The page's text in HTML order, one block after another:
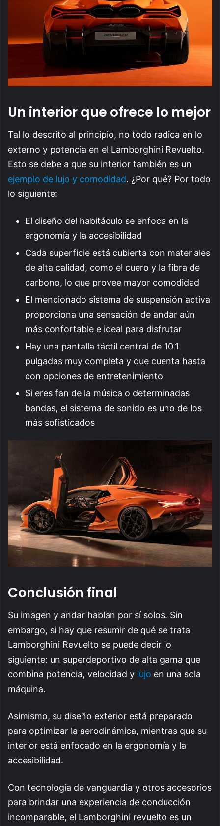
Un interior que ofrece lo mejor
Tal lo descrito al principio, no todo radica en lo
externo y potencia en el Lamborghini Revuelto.
Esto se debe a que su interior también es un
ejemplo de lujo y comodidad. ¿Por qué? Por todo
lo siguiente:
El diseño del habitáculo se enfoca en la
ergonomía y la accesibilidad
Cada superficie está cubierta con materiales
de alta calidad, como el cuero y la fibra de
carbono, lo que provee mayor comodidad
El mencionado sistema de suspensión activa
proporciona una sensación de andar aún
más confortable e ideal para disfrutar
Hay una pantalla táctil central de 10.1
pulgadas muy completa y que cuenta hasta
con opciones de entretenimiento
Si eres fan de la música o determinadas
bandas, el sistema de sonido es uno de los
más sofisticados
Conclusión final
Su imagen y andar hablan por sí solos. Sin
embargo, si hay que resumir de qué se trata
Lamborghini Revuelto se puede decir lo
siguiente: un superdeportivo de alta gama que
combina potencia, velocidad y lujo en una sola
máquina.
Asimismo, su diseño exterior está preparado
para optimizar la aerodinámica, mientras que su
interior está enfocado en la ergonomía y la
accesibilidad.
Con tecnología de vanguardia y otros accesorios
para brindar una experiencia de conducción
incomparable, el Lamborghini revuelto es un